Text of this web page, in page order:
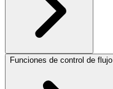
Funciones de control de flujo